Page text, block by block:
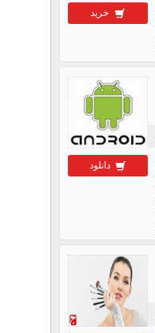
خرید
دانلود